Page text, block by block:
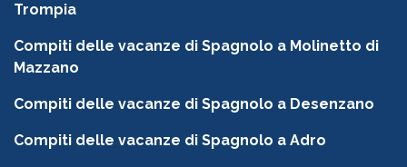
Trompia
Compiti delle vacanze di Spagnolo a Molinetto di
Mazzano
Compiti delle vacanze di Spagnolo a Desenzano
Compiti delle vacanze di Spagnolo a Adro